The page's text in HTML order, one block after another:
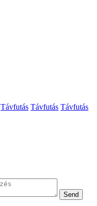
Távfutás Távfutás Távfutás